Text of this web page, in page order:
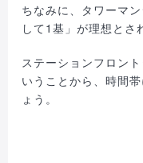
ちなみに、タワーマ
して1基」が理想とさ
ステーションフロン
いうことから、時間
ょう。